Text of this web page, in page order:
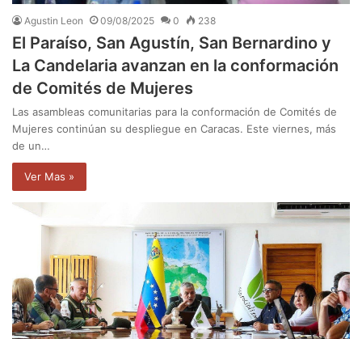
Agustin Leon 09/08/2025 0 238
El Paraíso, San Agustín, San Bernardino y
La Candelaria avanzan en la conformación
de Comités de Mujeres
Las asambleas comunitarias para la conformación de Comités de
Mujeres continúan su despliegue en Caracas. Este viernes, más
de un…
Ver Mas »